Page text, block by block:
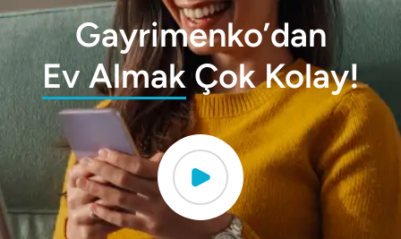
Gayrimenko’dan
Ev AlmakÇok Kolay!